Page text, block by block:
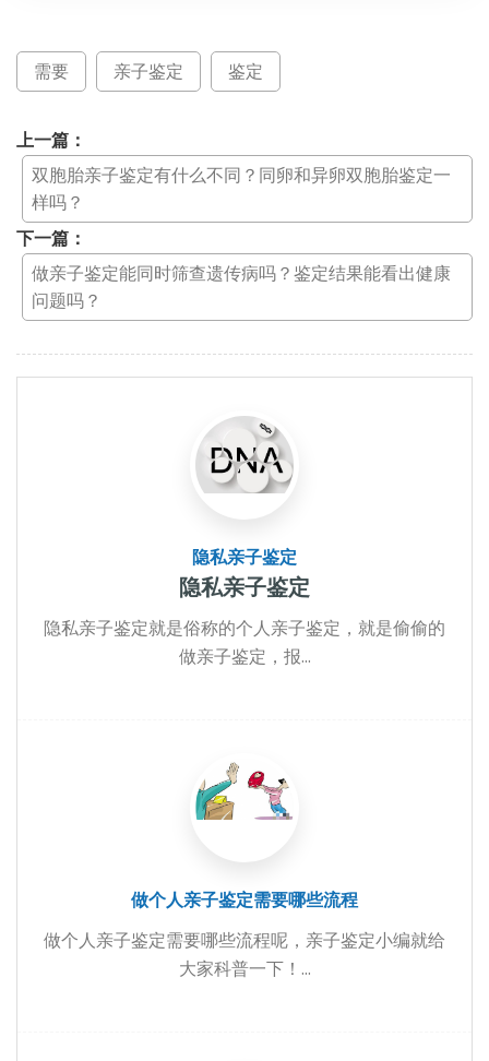
需要 亲子鉴定 鉴定
上一篇：
双胞胎亲子鉴定有什么不同？同卵和异卵双胞胎鉴定一
样吗？
下一篇：
做亲子鉴定能同时筛查遗传病吗？鉴定结果能看出健康
问题吗？
隐私亲子鉴定
隐私亲子鉴定
隐私亲子鉴定就是俗称的个人亲子鉴定，就是偷偷的
做亲子鉴定，报...
做个人亲子鉴定需要哪些流程
做个人亲子鉴定需要哪些流程呢，亲子鉴定小编就给
大家科普一下！...